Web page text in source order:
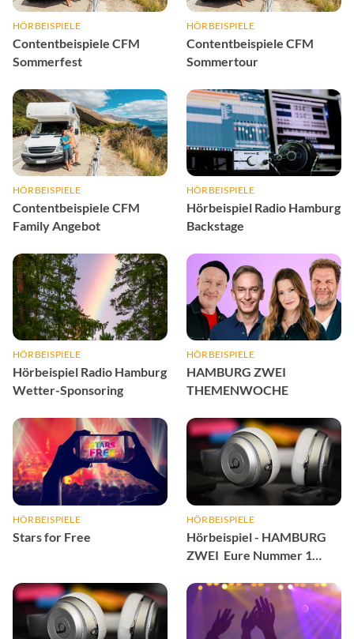
HÖRBEISPIELE
Contentbeispiele CFM
Sommerfest
HÖRBEISPIELE
Contentbeispiele CFM
Sommertour
HÖRBEISPIELE
Contentbeispiele CFM
Family Angebot
HÖRBEISPIELE
Hörbeispiel Radio Hamburg
Backstage
HÖRBEISPIELE
Hörbeispiel Radio Hamburg
Wetter-Sponsoring
HÖRBEISPIELE
HAMBURG ZWEI
THEMENWOCHE
HÖRBEISPIELE
Stars for Free
HÖRBEISPIELE
Hörbeispiel - HAMBURG
ZWEI Eure Nummer 1